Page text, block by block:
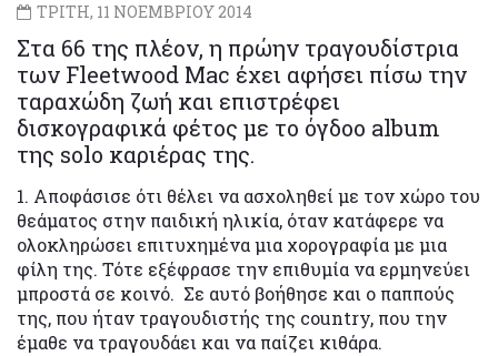
ΤΡΙΤΗ, 11 ΝΟΕΜΒΡΙΟΥ 2014
Στα 66 της πλέον, η πρώην τραγουδίστρια
των Fleetwood Mac έχει αφήσει πίσω την
ταραχώδη ζωή και επιστρέφει
δισκογραφικά φέτος με το όγδοο album
της solo καριέρας της.
1. Αποφάσισε ότι θέλει να ασχοληθεί με τον χώρο του
θεάματος στην παιδική ηλικία, όταν κατάφερε να
ολοκληρώσει επιτυχημένα μια χορογραφία με μια
φίλη της. Τότε εξέφρασε την επιθυμία να ερμηνεύει
μπροστά σε κοινό. Σε αυτό βοήθησε και ο παππούς
της, που ήταν τραγουδιστής της country, που την
έμαθε να τραγουδάει και να παίζει κιθάρα.